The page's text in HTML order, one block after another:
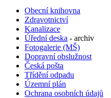
Obecní knihovna
Zdravotnictví
Kanalizace
Úřední deska - archiv
Fotogalerie (MŠ)
Dopravní obslužnost
Česká pošta
Třídění odpadu
Územní plán
Ochrana osobních údajů